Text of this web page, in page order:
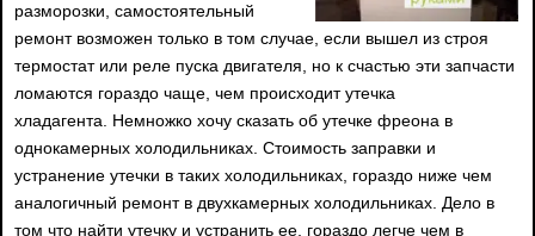
разморозки, самостоятельный
ремонт возможен только в том случае, если вышел из строя
термостат или реле пуска двигателя, но к счастью эти запчасти
ломаются гораздо чаще, чем происходит утечка
хладагента. Немножко хочу сказать об утечке фреона в
однокамерных холодильниках. Стоимость заправки и
устранение утечки в таких холодильниках, гораздо ниже чем
аналогичный ремонт в двухкамерных холодильниках. Дело в
том что найти утечку и устранить ее, гораздо легче чем в